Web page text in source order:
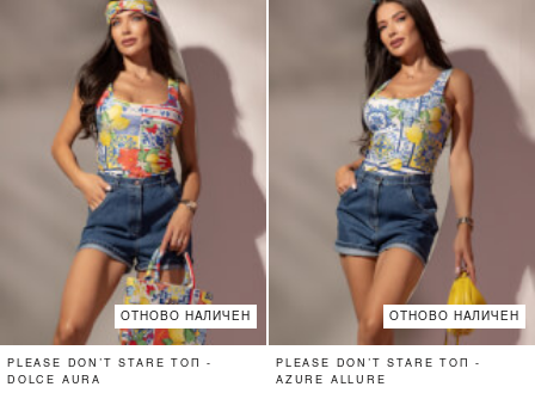
ОТНОВО НАЛИЧЕН
PLEASE DON’T STARE ТОП -
DOLCE AURA
ОТНОВО НАЛИЧЕН
PLEASE DON’T STARE ТОП -
AZURE ALLURE